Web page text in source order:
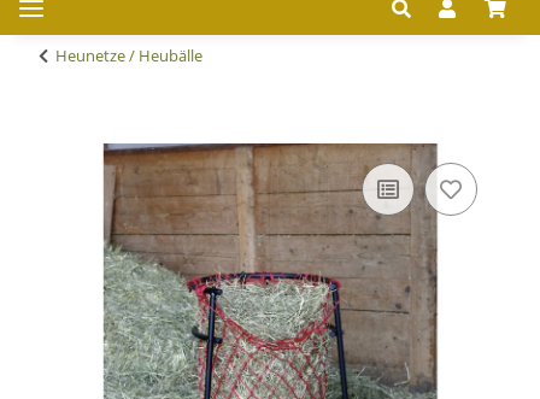
Heunetze / Heubälle